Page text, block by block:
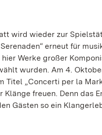
wird wieder zur
erneut für
Werke großer
wurden. Am 4.
Titel „Concerti per la
Klänge freuen. Denn
Gästen so ein